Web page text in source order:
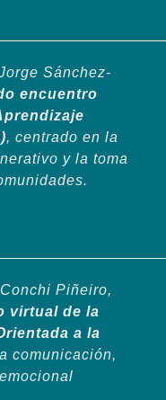
Sánchez-
encuentro
, centrado en la
y la toma
Piñeiro,
virtual de la
a la
comunicación,